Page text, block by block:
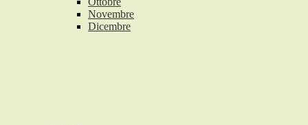
Novembre
Dicembre